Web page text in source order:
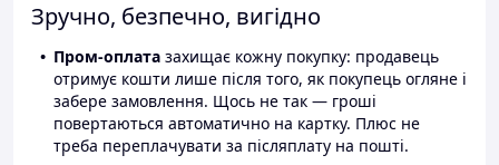
Зручно, безпечно, вигідно
Пром-оплата захищає кожну покупку: продавець
отримує кошти лише після того, як покупець огляне і
забере замовлення. Щось не так — гроші
повертаються автоматично на картку. Плюс не
треба переплачувати за післяплату на пошті.